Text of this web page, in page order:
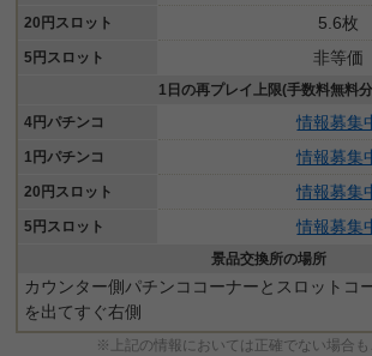
20円スロット 5.6枚
5円スロット 非等価
1日の再プレイ上限(手数料無料
4円パチンコ
情報募集
1円パチンコ 情報募集
20円スロット 情報募集
5円スロット 情報募集
景品交換所の場所
カウンター側パチンココーナーとスロットコ
を出てすぐ右側
※上記の情報においては正確でない場合も